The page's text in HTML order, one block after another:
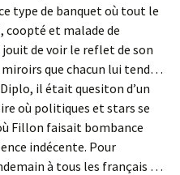
type de banquet où tout le
et malade de
de voir le reflet de son
miroirs que chacun lui tend…
il était quesiton d’un
où politiques et stars se
Fillon faisait bombance
indécente. Pour
à tous les français …